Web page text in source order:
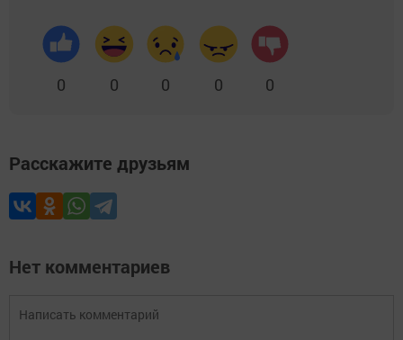
0 0 0 0 0
Расскажите друзьям
Нет комментариев